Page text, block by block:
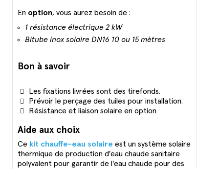
En option, vous aurez besoin de :
1 résistance électrique 2 kW
Bitube inox solaire DN16 10 ou 15 mètres
Bon à savoir
Les fixations livrées sont des tirefonds.
Prévoir le perçage des tuiles pour installation.
Résistance et liaison solaire en option
Aide aux choix
Ce kit chauffe-eau solaire est un système solaire
thermique de production d'eau chaude sanitaire
polyvalent pour garantir de l'eau chaude pour des